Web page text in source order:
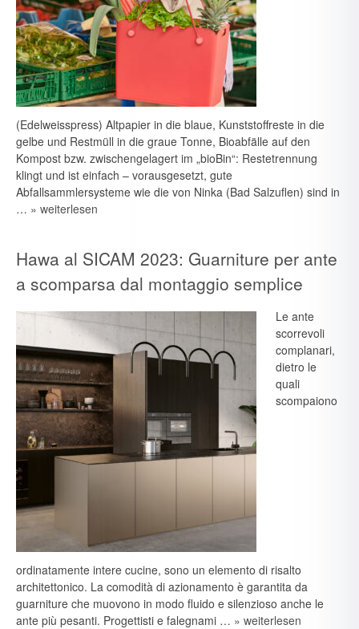
(Edelweisspress) Altpapier in die blaue, Kunststoffreste in die
gelbe und Restmüll in die graue Tonne, Bioabfälle auf den
Kompost bzw. zwischengelagert im „bioBin“: Restetrennung
klingt und ist einfach – vorausgesetzt, gute
Abfallsammlersysteme wie die von Ninka (Bad Salzuflen) sind in
… » weiterlesen
Hawa al SICAM 2023: Guarniture per ante
a scomparsa dal montaggio semplice
Le ante
scorrevoli
complanari,
dietro le
quali
scompaiono
ordinatamente intere cucine, sono un elemento di risalto
architettonico. La comodità di azionamento è garantita da
guarniture che muovono in modo fluido e silenzioso anche le
ante più pesanti. Progettisti e falegnami … » weiterlesen